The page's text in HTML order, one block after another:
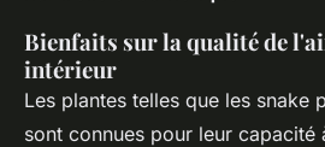
Bienfaits sur la qualité de
intérieur
Les plantes telles que les snake
sont connues pour leur capacité